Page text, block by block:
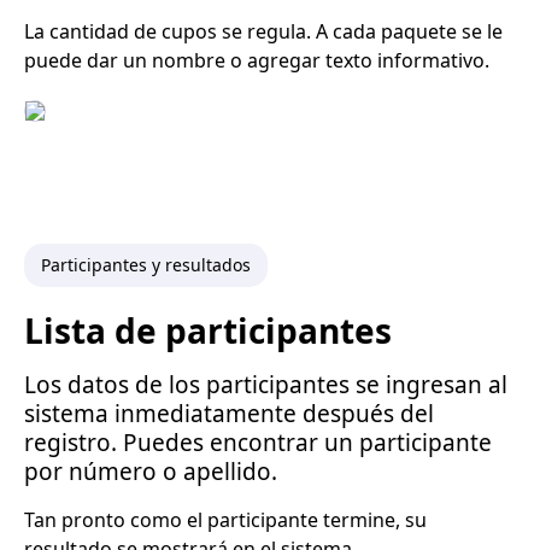
La cantidad de cupos se regula. A cada paquete se le
puede dar un nombre o agregar texto informativo.
Participantes y resultados
Lista de participantes
Los datos de los participantes se ingresan al
sistema inmediatamente después del
registro. Puedes encontrar un participante
por número o apellido.
Tan pronto como el participante termine, su